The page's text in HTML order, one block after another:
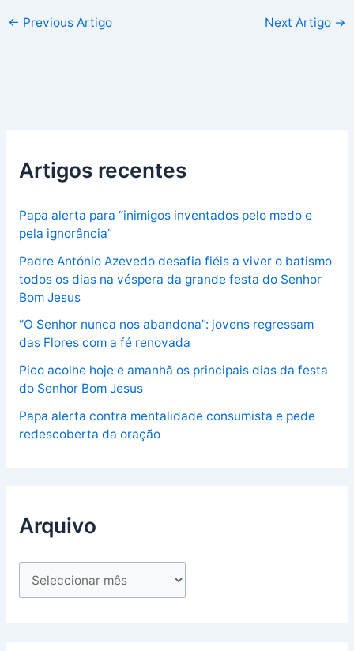
← Previous Artigo Next Artigo →
Artigos recentes
Papa alerta para “inimigos inventados pelo medo e
pela ignorância”
Padre António Azevedo desafia fiéis a viver o batismo
todos os dias na véspera da grande festa do Senhor
Bom Jesus
“O Senhor nunca nos abandona”: jovens regressam
das Flores com a fé renovada
Pico acolhe hoje e amanhã os principais dias da festa
do Senhor Bom Jesus
Papa alerta contra mentalidade consumista e pede
redescoberta da oração
Arquivo